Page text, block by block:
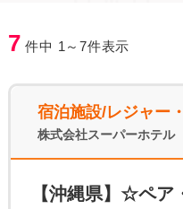
7 件中 1～7件表示
宿泊施設/レジャー
株式会社スーパーホテル
【沖縄県】☆ペア